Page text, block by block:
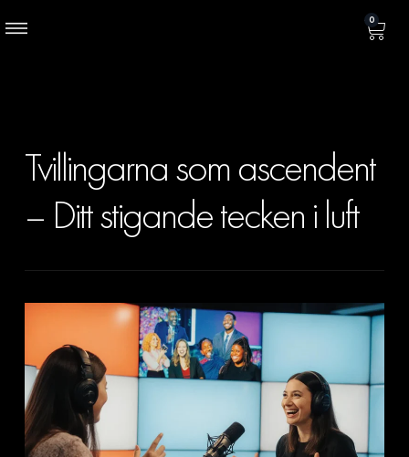
0
Tvillingarna som ascendent
– Ditt stigande tecken i luft